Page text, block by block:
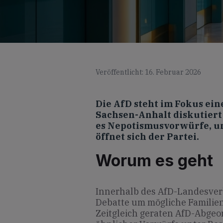
Veröffentlicht: 16. Februar 2026
Die AfD steht im Fokus
Sachsen-Anhalt
es Nepotismusvorwürfe,
öffnet sich der Partei.
Worum es geht
Innerhalb des AfD-
Debatte um mögliche
Zeitgleich geraten AfD-